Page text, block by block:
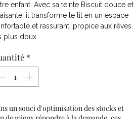
enfant. Avec sa teinte Biscuit douce et
il transforme le lit en un espace
et rassurant, propice aux rêves
plus doux.
*
un souci d'optimisation des stocks et